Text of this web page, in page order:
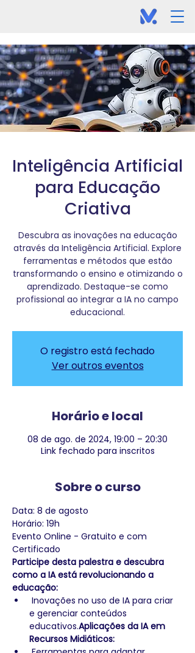
Inteligência Artificial
para Educação
Criativa
Descubra as inovações na educação
através da Inteligência Artificial. Explore
ferramentas e métodos que estão
transformando o ensino e otimizando o
aprendizado. Destaque-se como
profissional ao integrar a IA no campo
educacional.
O registro está fechado
Ver outros eventos
Horário e local
08 de ago. de 2024, 19:00 – 20:30
Link fechado para inscritos
Sobre o curso
Data: 8 de agosto
Horário: 19h
Evento Online - Gratuito e com
Certificado
Participe desta palestra e descubra
como a IA está revolucionando a
educação:
e gerenciar conteúdos
educativos.Aplicações da IA em
Recursos Midiáticos: